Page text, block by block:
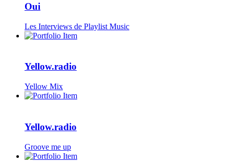
Oui
Les Interviews de Playlist Music
Yellow.radio
Yellow Mix
Yellow.radio
Groove me up